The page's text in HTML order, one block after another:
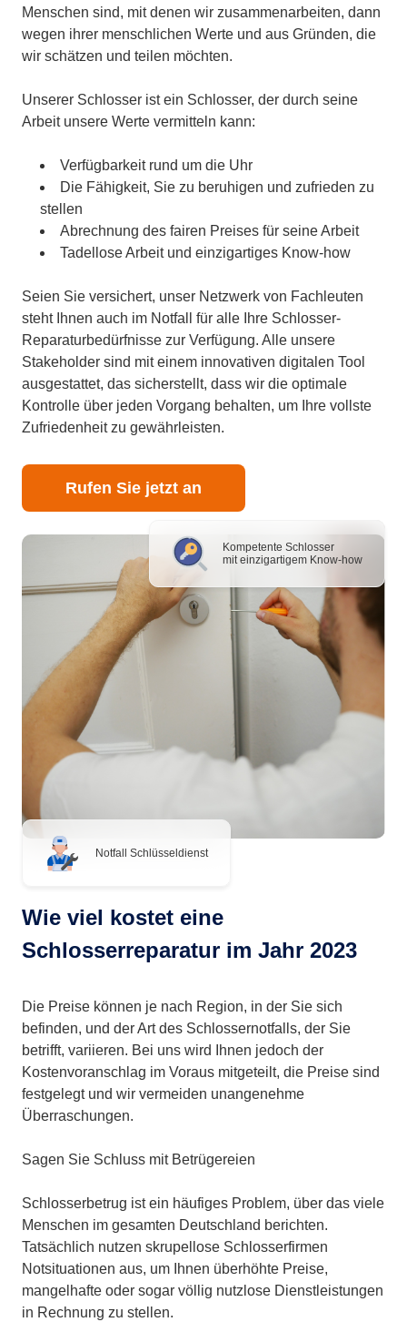
Kompetente Schlosser
mit einzigartigem Know-how
Notfall Schlüsseldienst
Menschen sind, mit denen wir zusammenarbeiten, dann
wegen ihrer menschlichen Werte und aus Gründen, die
wir schätzen und teilen möchten.
Unserer Schlosser ist ein Schlosser, der durch seine
Arbeit unsere Werte vermitteln kann:
Verfügbarkeit rund um die Uhr
Die Fähigkeit, Sie zu beruhigen und zufrieden zu
stellen
Abrechnung des fairen Preises für seine Arbeit
Tadellose Arbeit und einzigartiges Know-how
Seien Sie versichert, unser Netzwerk von Fachleuten
steht Ihnen auch im Notfall für alle Ihre Schlosser-
Reparaturbedürfnisse zur Verfügung. Alle unsere
Stakeholder sind mit einem innovativen digitalen Tool
ausgestattet, das sicherstellt, dass wir die optimale
Kontrolle über jeden Vorgang behalten, um Ihre vollste
Zufriedenheit zu gewährleisten.
Rufen Sie jetzt an
Wie viel kostet eine
Schlosserreparatur im Jahr 2023
Die Preise können je nach Region, in der Sie sich
befinden, und der Art des Schlossernotfalls, der Sie
betrifft, variieren. Bei uns wird Ihnen jedoch der
Kostenvoranschlag im Voraus mitgeteilt, die Preise sind
festgelegt und wir vermeiden unangenehme
Überraschungen.
Sagen Sie Schluss mit Betrügereien
Schlosserbetrug ist ein häufiges Problem, über das viele
Menschen im gesamten Deutschland berichten.
Tatsächlich nutzen skrupellose Schlosserfirmen
Notsituationen aus, um Ihnen überhöhte Preise,
mangelhafte oder sogar völlig nutzlose Dienstleistungen
in Rechnung zu stellen.